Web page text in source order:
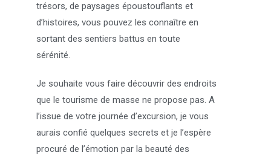
trésors, de paysages époustouflants et
d’histoires, vous pouvez les connaître en
sortant des sentiers battus en toute
sérénité.
Je souhaite vous faire découvrir des endroits
que le tourisme de masse ne propose pas. A
l’issue de votre journée d’excursion, je vous
aurais confié quelques secrets et je l’espère
procuré de l’émotion par la beauté des